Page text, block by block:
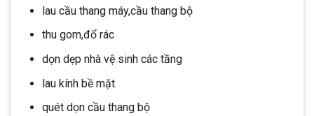
lau cầu thang máy,cầu thang bộ
thu gom,đổ rác
dọn dẹp nhà vệ sinh các tầng
lau kính bề mặt
quét dọn cầu thang bộ